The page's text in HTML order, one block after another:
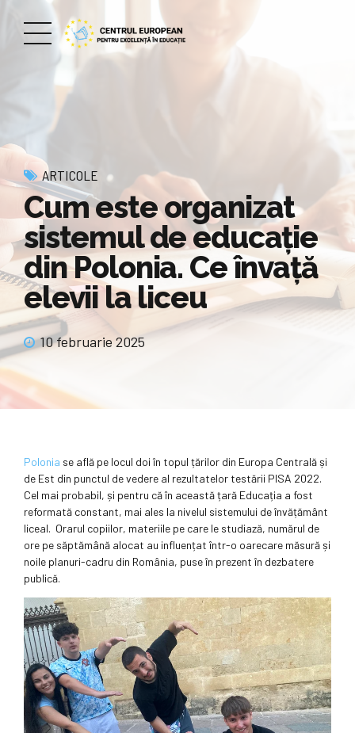
ARTICOLE
Cum este organizat
sistemul de educație
din Polonia. Ce învață
elevii la liceu
10 februarie 2025
Polonia se află pe locul doi în topul țărilor din Europa Centrală și
de Est din punctul de vedere al rezultatelor testării PISA 2022.
Cel mai probabil, și pentru că în această țară Educația a fost
reformată constant, mai ales la nivelul sistemului de învățământ
liceal. Orarul copiilor, materiile pe care le studiază, numărul de
ore pe săptămână alocat au influențat într-o oarecare măsură și
noile planuri-cadru din România, puse în prezent în dezbatere
publică.